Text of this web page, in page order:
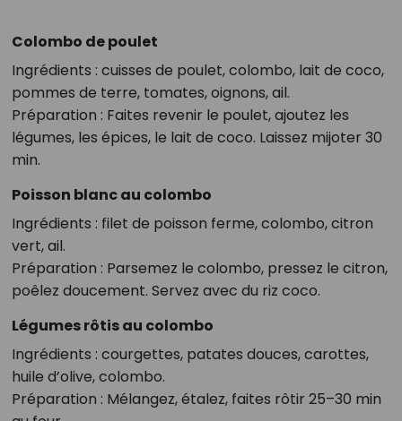
Colombo de poulet
Ingrédients : cuisses de poulet, colombo, lait de coco,
pommes de terre, tomates, oignons, ail.
Préparation : Faites revenir le poulet, ajoutez les
légumes, les épices, le lait de coco. Laissez mijoter 30
min.
Poisson blanc au colombo
Ingrédients : filet de poisson ferme, colombo, citron
vert, ail.
Préparation : Parsemez le colombo, pressez le citron,
poêlez doucement. Servez avec du riz coco.
Légumes rôtis au colombo
Ingrédients : courgettes, patates douces, carottes,
huile d’olive, colombo.
Préparation : Mélangez, étalez, faites rôtir 25–30 min